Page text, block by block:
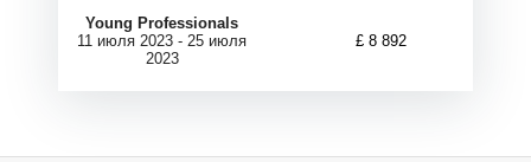
Young Professionals
11 июля 2023 - 25 июля
2023
£ 8 892